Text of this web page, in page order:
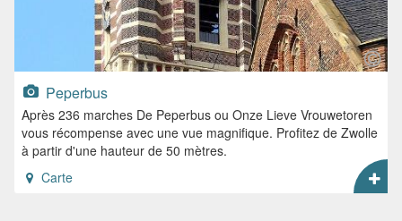
Peperbus
Après 236 marches De Peperbus ou Onze Lieve Vrouwetoren
vous récompense avec une vue magnifique. Profitez de Zwolle
à partir d'une hauteur de 50 mètres.
Carte